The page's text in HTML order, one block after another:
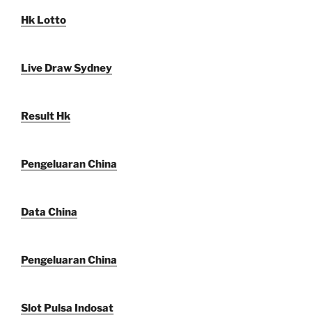
Hk Lotto
Live Draw Sydney
Result Hk
Pengeluaran China
Data China
Pengeluaran China
Slot Pulsa Indosat